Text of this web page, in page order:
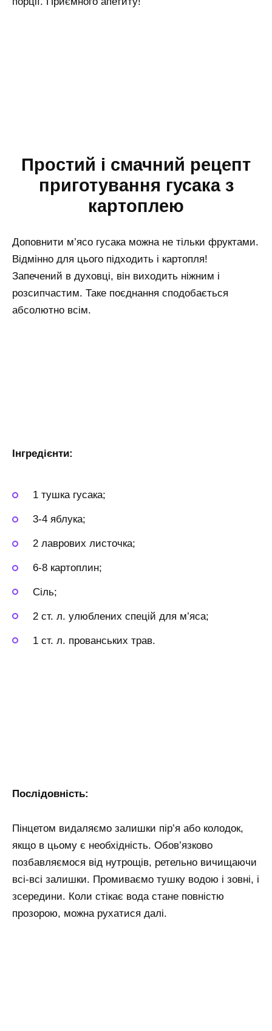
Простий і смачний рецепт
приготування гусака з
картоплею
Доповнити м’ясо гусака можна не тільки фруктами.
Відмінно для цього підходить і картопля!
Запечений в духовці, він виходить ніжним і
розсипчастим. Таке поєднання сподобається
абсолютно всім.
Інгредієнти:
1 тушка гусака;
3-4 яблука;
2 лаврових листочка;
6-8 картоплин;
Сіль;
2 ст. л. улюблених спецій для м’яса;
1 ст. л. прованських трав.
Послідовність:
Пінцетом видаляємо залишки пір’я або колодок,
якщо в цьому є необхідність. Обов’язково
позбавляємося від нутрощів, ретельно вичищаючи
всі-всі залишки. Промиваємо тушку водою і зовні, і
зсередини. Коли стікає вода стане повністю
прозорою, можна рухатися далі.